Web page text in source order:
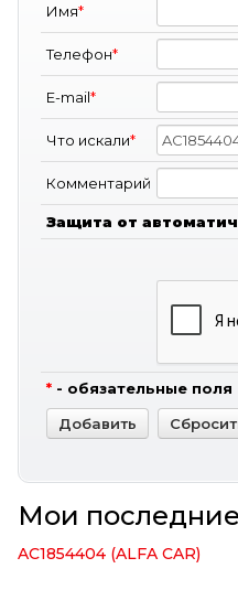
Имя*
Телефон*
E-mail*
Что искали*
Комментарий
Защита от
* - обязательные поля
Мои
AC1854404 (ALFA CAR)